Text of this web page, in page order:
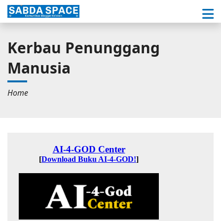
Kerbau Penunggang
Manusia
Home